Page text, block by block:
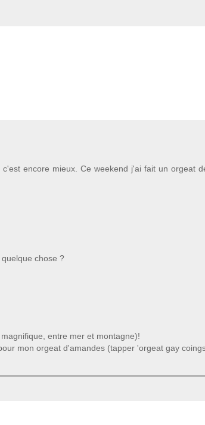
encore mieux. Ce weekend j'ai fait un orgeat
chose ?
entre mer et montagne)!
mon orgeat d'amandes (tapper 'orgeat gay